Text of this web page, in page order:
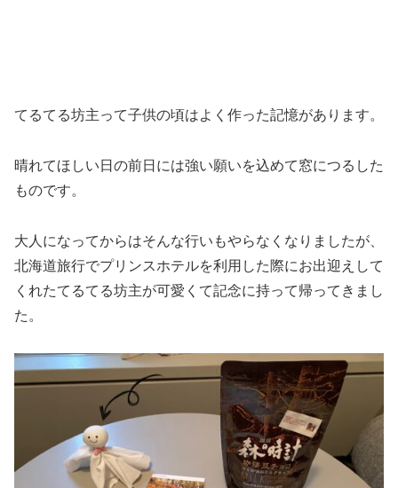
てるてる坊主って子供の頃はよく作った記憶があります。
晴れてほしい日の前日には強い願いを込めて窓につるした
ものです。
大人になってからはそんな行いもやらなくなりましたが、
北海道旅行でプリンスホテルを利用した際にお出迎えして
くれたてるてる坊主が可愛くて記念に持って帰ってきまし
た。